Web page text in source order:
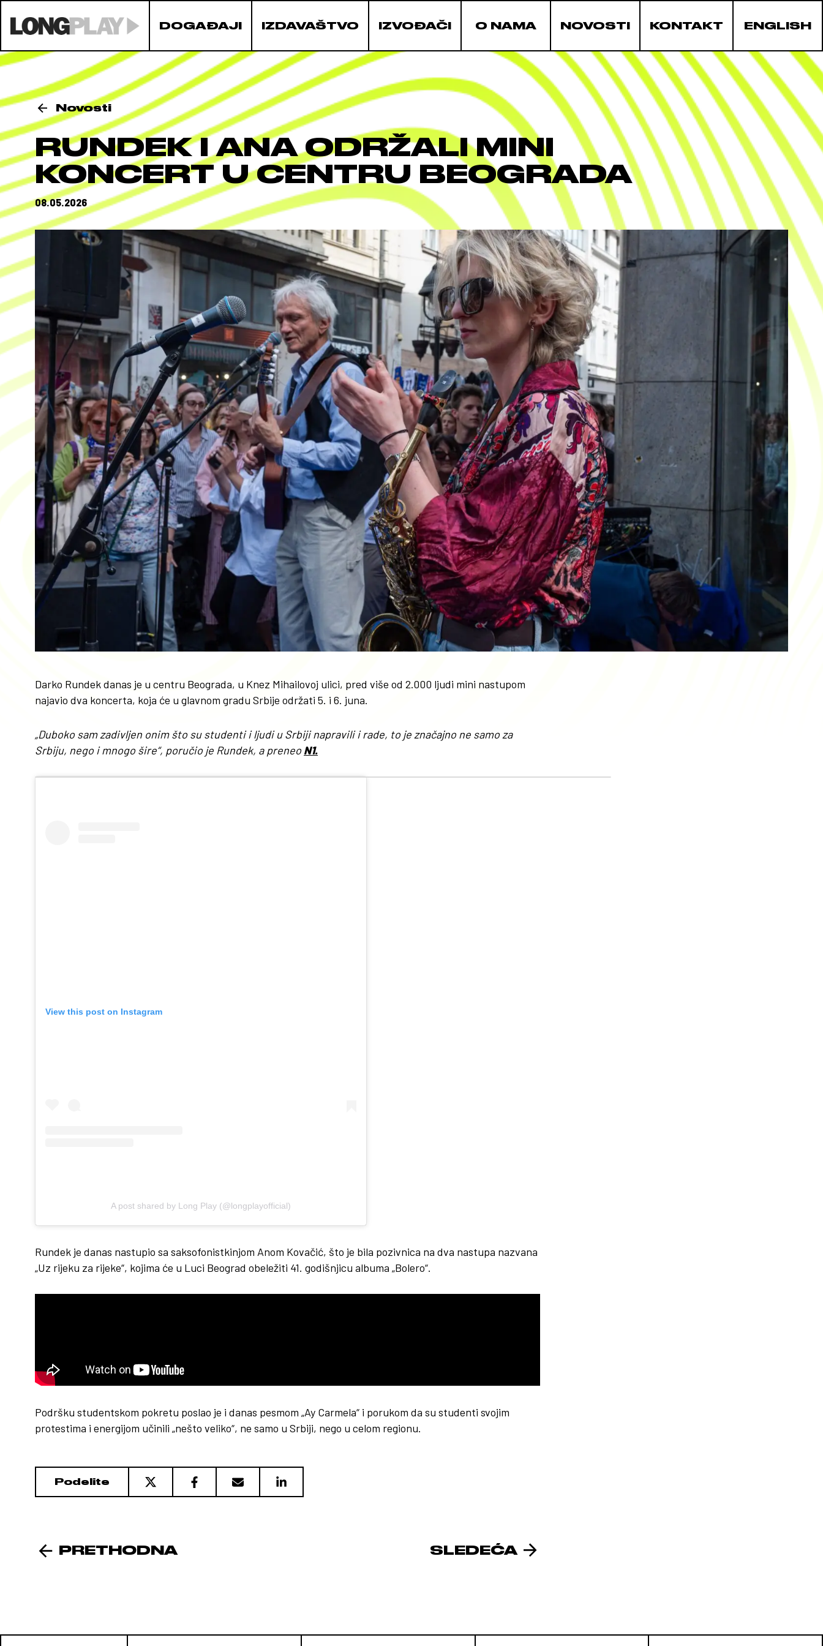
DOGAĐAJI IZDAVAŠTVO IZVOĐAČI O NAMA NOVOSTI KONTAKT ENGLISH
Novosti
RUNDEK I ANA ODRŽALI MINI
KONCERT U CENTRU BEOGRADA
08.05.2026
Darko Rundek danas je u centru Beograda, u Knez Mihailovoj ulici, pred više od 2.000 ljudi mini nastupom
najavio dva koncerta, koja će u glavnom gradu Srbije održati 5. i 6. juna.
„Duboko sam zadivljen onim što su studenti i ljudi u Srbiji napravili i rade, to je značajno ne samo za
Srbiju, nego i mnogo šire“, poručio je Rundek, a preneo N1.
View this post on Instagram
A post shared by Long Play (@longplayofficial)
Rundek je danas nastupio sa saksofonistkinjom Anom Kovačić, što je bila pozivnica na dva nastupa nazvana
„Uz rijeku za rijeke“, kojima će u Luci Beograd obeležiti 41. godišnjicu albuma „Bolero“.
Podršku studentskom pokretu poslao je i danas pesmom „Ay Carmela“ i porukom da su studenti svojim
protestima i energijom učinili „nešto veliko“, ne samo u Srbiji, nego u celom regionu.
Podelite
PRETHODNA SLEDEĆA